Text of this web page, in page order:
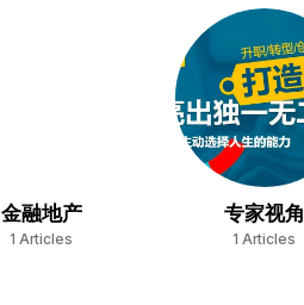
金融地产
1 Articles
专家视角
1 Articles